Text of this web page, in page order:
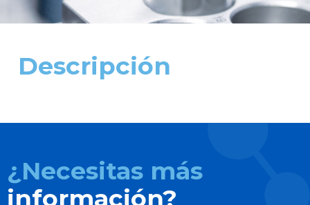
Descripción
¿Necesitas más
información?